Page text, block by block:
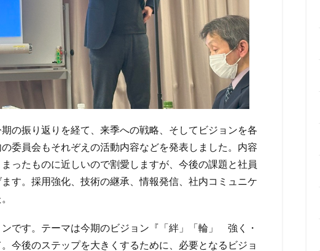
の振り返りを経て、来季への戦略、そしてビジョンを各
委員会もそれぞえの活動内容などを発表しました。内容
ったものに近しいので割愛しますが、今後の課題と社員
す。採用強化、技術の継承、情報発信、社内コミュニケ
です。テーマは今期のビジョン『「絆」「輪」 強く・
今後のステップを大きくするために、必要となるビジョ